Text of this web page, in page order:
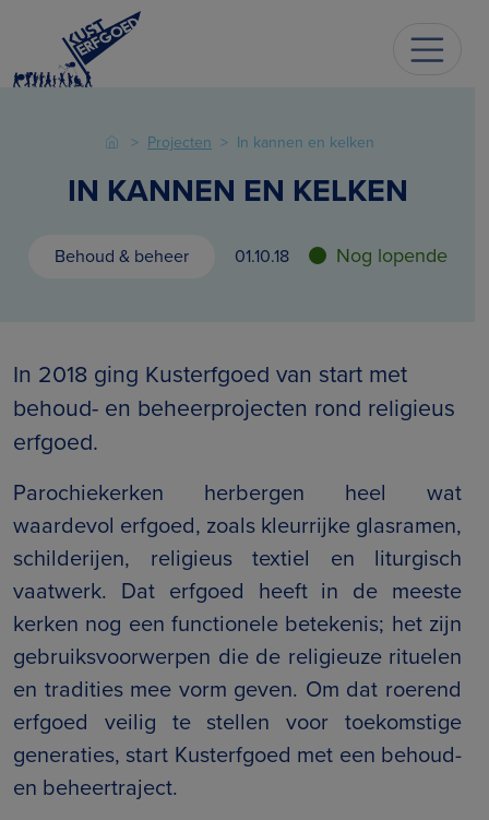
Projecten In kannen en kelken
IN KANNEN EN KELKEN
Behoud & beheer 01.10.18 Nog lopende
In 2018 ging Kusterfgoed van start met
behoud- en beheerprojecten rond religieus
erfgoed.
Parochiekerken herbergen heel wat
waardevol erfgoed, zoals kleurrijke glasramen,
schilderijen, religieus textiel en liturgisch
vaatwerk. Dat erfgoed heeft in de meeste
kerken nog een functionele betekenis; het zijn
gebruiksvoorwerpen die de religieuze rituelen
en tradities mee vorm geven. Om dat roerend
erfgoed veilig te stellen voor toekomstige
generaties, start Kusterfgoed met een behoud-
en beheertraject.